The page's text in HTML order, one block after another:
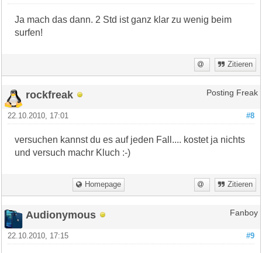
Ja mach das dann. 2 Std ist ganz klar zu wenig beim
surfen!
Zitieren
rockfreak Posting Freak
#8
22.10.2010, 17:01
versuchen kannst du es auf jeden Fall.... kostet ja nichts
und versuch machr Kluch :-)
Homepage Zitieren
Audionymous Fanboy
#9
22.10.2010, 17:15